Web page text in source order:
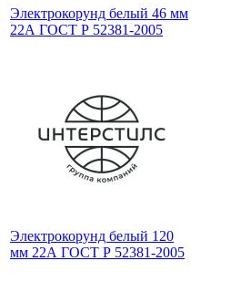
Электрокорунд белый 46 мм
22А ГОСТ Р 52381-2005
Электрокорунд белый 120
мм 22А ГОСТ Р 52381-2005